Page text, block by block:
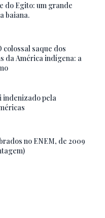
do Egito: um grande
baiana.
colossal saque dos
da América indígena: a
indenizado pela
no ENEM, de 2009